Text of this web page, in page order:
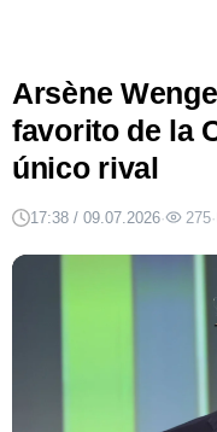
Arsène
favorito de la
único rival
17:38 / 09.07.2026· 275·